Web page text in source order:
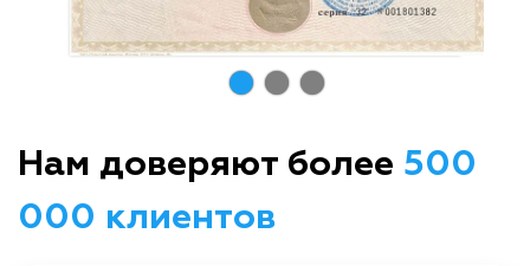
Нам доверяют более 500
000 клиентов